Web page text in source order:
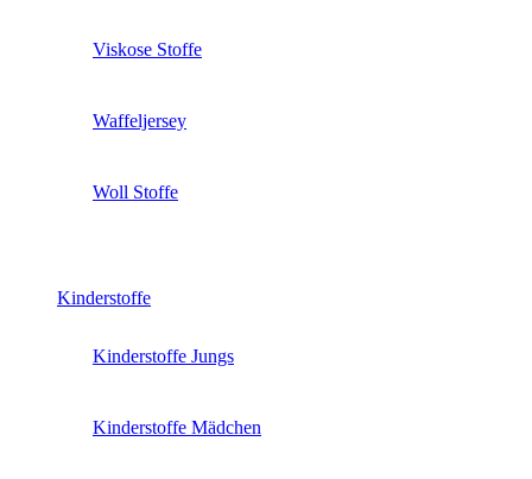
Viskose Stoffe
Waffeljersey
Woll Stoffe
Kinderstoffe
Kinderstoffe Jungs
Kinderstoffe Mädchen